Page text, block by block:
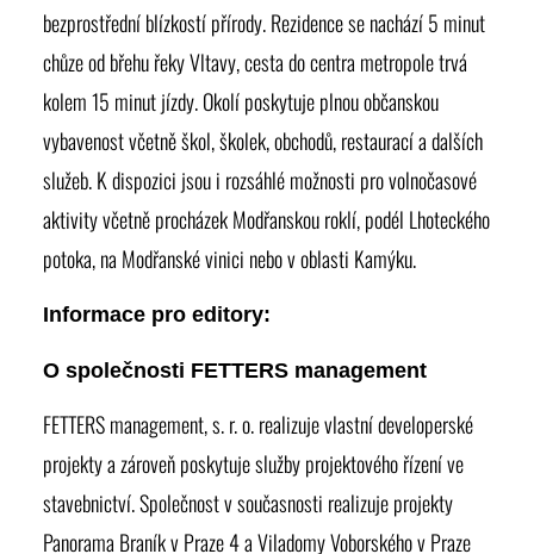
bezprostřední blízkostí přírody. Rezidence se nachází 5 minut
chůze od břehu řeky Vltavy, cesta do centra metropole trvá
kolem 15 minut jízdy. Okolí poskytuje plnou občanskou
vybavenost včetně škol, školek, obchodů, restaurací a dalších
služeb. K dispozici jsou i rozsáhlé možnosti pro volnočasové
aktivity včetně procházek Modřanskou roklí, podél Lhoteckého
potoka, na Modřanské vinici nebo v oblasti Kamýku.
Informace pro editory:
O společnosti FETTERS management
FETTERS management, s. r. o. realizuje vlastní developerské
projekty a zároveň poskytuje služby projektového řízení ve
stavebnictví. Společnost v současnosti realizuje projekty
Panorama Braníkv Praze 4 aViladomy Voborskéhov Praze